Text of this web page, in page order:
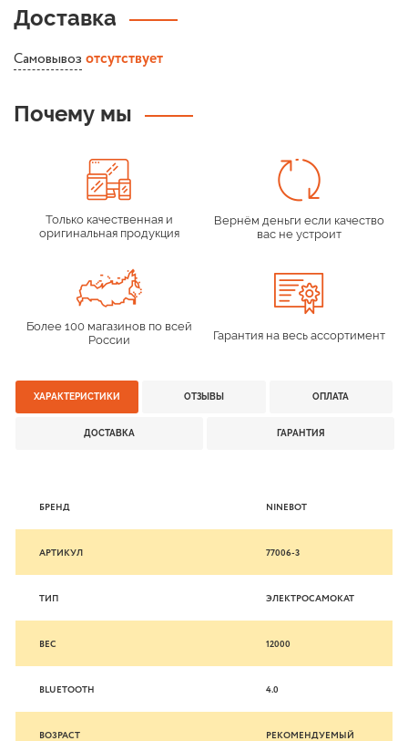
Доставка
Самовывоз отсутствует
Почему мы
Только качественная и
оригинальная продукция
Вернём деньги если качество
вас не устроит
Более 100 магазинов по всей
России
Гарантия на весь ассортимент
ХАРАКТЕРИСТИКИ ОТЗЫВЫ ОПЛАТА
ДОСТАВКА ГАРАНТИЯ
БРЕНД NINEBOT
АРТИКУЛ 77006-3
ТИП ЭЛЕКТРОСАМОКАТ
ВЕС 12000
BLUETOOTH 4.0
ВОЗРАСТ
РЕКОМЕНДУЕМЫЙ